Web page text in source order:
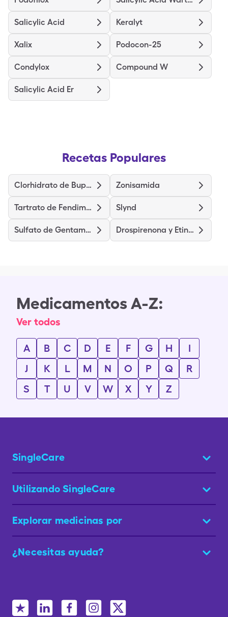
Salicylic Acid Keralyt
Xalix Podocon-25
Condylox Compound W
Salicylic Acid Er
Recetas Populares
Clorhidrato de Bupropión Zonisamida
Tartrato de Fendimetrazina Slynd
Sulfato de Gentamicina Drospirenona y Etinilestradiol
Medicamentos A-Z:
Ver todos
A B C D E F G H
I
J
K L M N O P Q
R
S
T U V W X Y Z
SingleCare
Utilizando SingleCare
Explorar medicinas por
¿Necesitas ayuda?